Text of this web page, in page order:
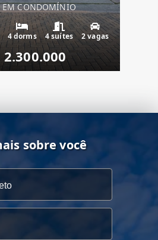
EM CONDOMÍNIO
4 dorms 4 suítes 2 vagas
2.300.000
sobre você